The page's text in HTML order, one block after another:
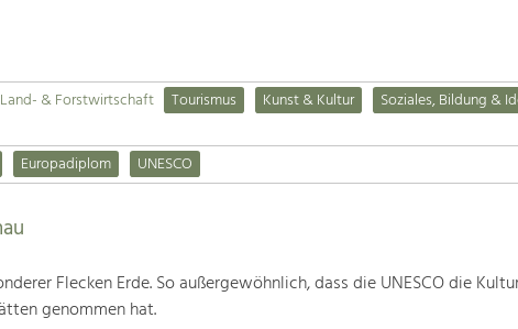
Land- & Forstwirtschaft Tourismus Kunst & Kultur
Soziales, Bildung &
Europadiplom UNESCO
Flecken Erde. So außergewöhnlich, dass die UNESCO die
genommen hat.